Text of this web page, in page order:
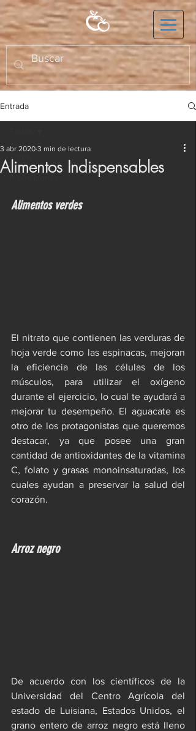
Entrada
Alimentos Indispensables
3 abr 2020 3 min de lectura
Alimentos verdes
El nitrato que contienen las verduras de
hoja verde como las espinacas, mejoran
la eficiencia de las células de los
músculos, para utilizar el oxígeno
durante el ejercicio, lo cual te ayudará a
mejorar tu desempeño. El aguacate es
otro de los protagonistas que queremos
destacar, ya que posee una gran
cantidad de antioxidantes de la vitamina
C, folato y grasas monoinsaturadas, los
cuales ayudan a preservar la salud del
corazón.
Arroz negro
De acuerdo con los científicos de la
Universidad del Centro Agrícola del
estado de Luisiana, Estados Unidos, el
grano entero de arroz negro está lleno